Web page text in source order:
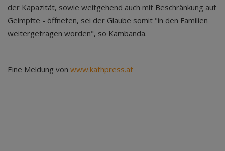
der Kapazität, sowie weitgehend auch mit Beschränkung auf
Geimpfte - öffneten, sei der Glaube somit "in den Familien
weitergetragen worden", so Kambanda.
Eine Meldung von www.kathpress.at